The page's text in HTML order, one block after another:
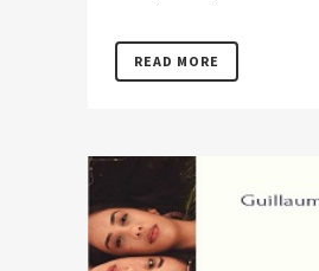
READ MORE